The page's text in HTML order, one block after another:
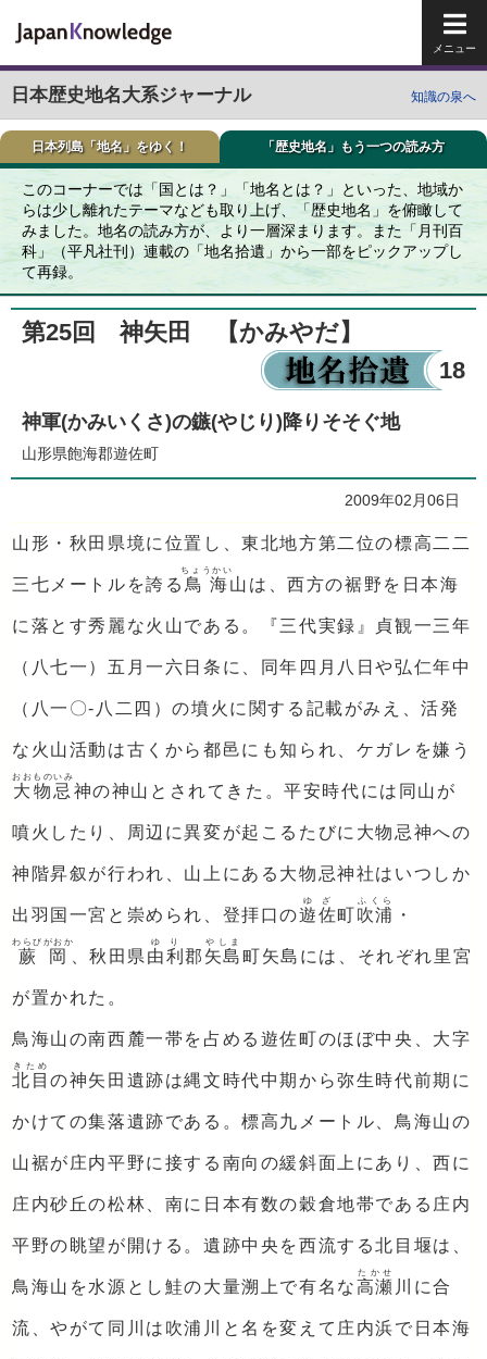
日本歴史地名大系ジャーナル 知識の泉へ
日本列島「地名」をゆく！ 「歴史地名」もう一つの読み方
このコーナーでは「国とは？」「地名とは？」といった、地域か
らは少し離れたテーマなども取り上げ、「歴史地名」を俯瞰して
みました。地名の読み方が、より一層深まります。また「月刊百
科」（平凡社刊）連載の「地名拾遺」から一部をピックアップし
て再録。
第25回 神矢田
【かみやだ】
18
神軍(かみいくさ)の鏃(やじり)降りそそぐ地
山形県飽海郡遊佐町
2009年02月06日
山形・秋田県境に位置し、東北地方第二位の標高二二
三七メートルを誇る 鳥海
ちょうかい
山は、西方の裾野を日本海
に落とす秀麗な火山である。『三代実録』貞観一三年
（八七一）五月一六日条に、同年四月八日や弘仁年中
（八一〇‐八二四）の墳火に関する記載がみえ、活発
な火山活動は古くから都邑にも知られ、ケガレを嫌う
大物忌
おおものいみ
神の神山とされてきた。平安時代には同山が
噴火したり、周辺に異変が起こるたびに大物忌神への
神階昇叙が行われ、山上にある大物忌神社はいつしか
出羽国一宮と崇められ、登拝口の遊佐
ゆざ
町吹浦
ふくら
・
蕨岡
わらびがおか
、秋田県 由利
ゆり
郡 矢島
やしま
町矢島には、それぞれ里宮
が置かれた。
鳥海山の南西麓一帯を占める遊佐町のほぼ中央、大字
北目
きため
の神矢田遺跡は縄文時代中期から弥生時代前期に
かけての集落遺跡である。標高九メートル、鳥海山の
山裾が庄内平野に接する南向の緩斜面上にあり、西に
庄内砂丘の松林、南に日本有数の穀倉地帯である庄内
平野の眺望が開ける。遺跡中央を西流する北目堰は、
鳥海山を水源とし鮭の大量溯上で有名な高瀬
たかせ
川に合
流、やがて同川は吹浦川と名を変えて庄内浜で日本海